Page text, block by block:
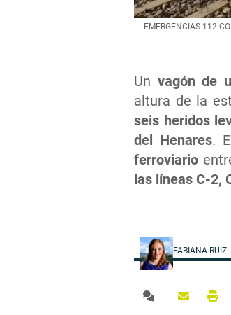
Un vagón de
altura de la
seis heridos
del Henares.
ferroviario
las líneas C-2,
EMERGENCIAS 112
FABIANA RUIZ